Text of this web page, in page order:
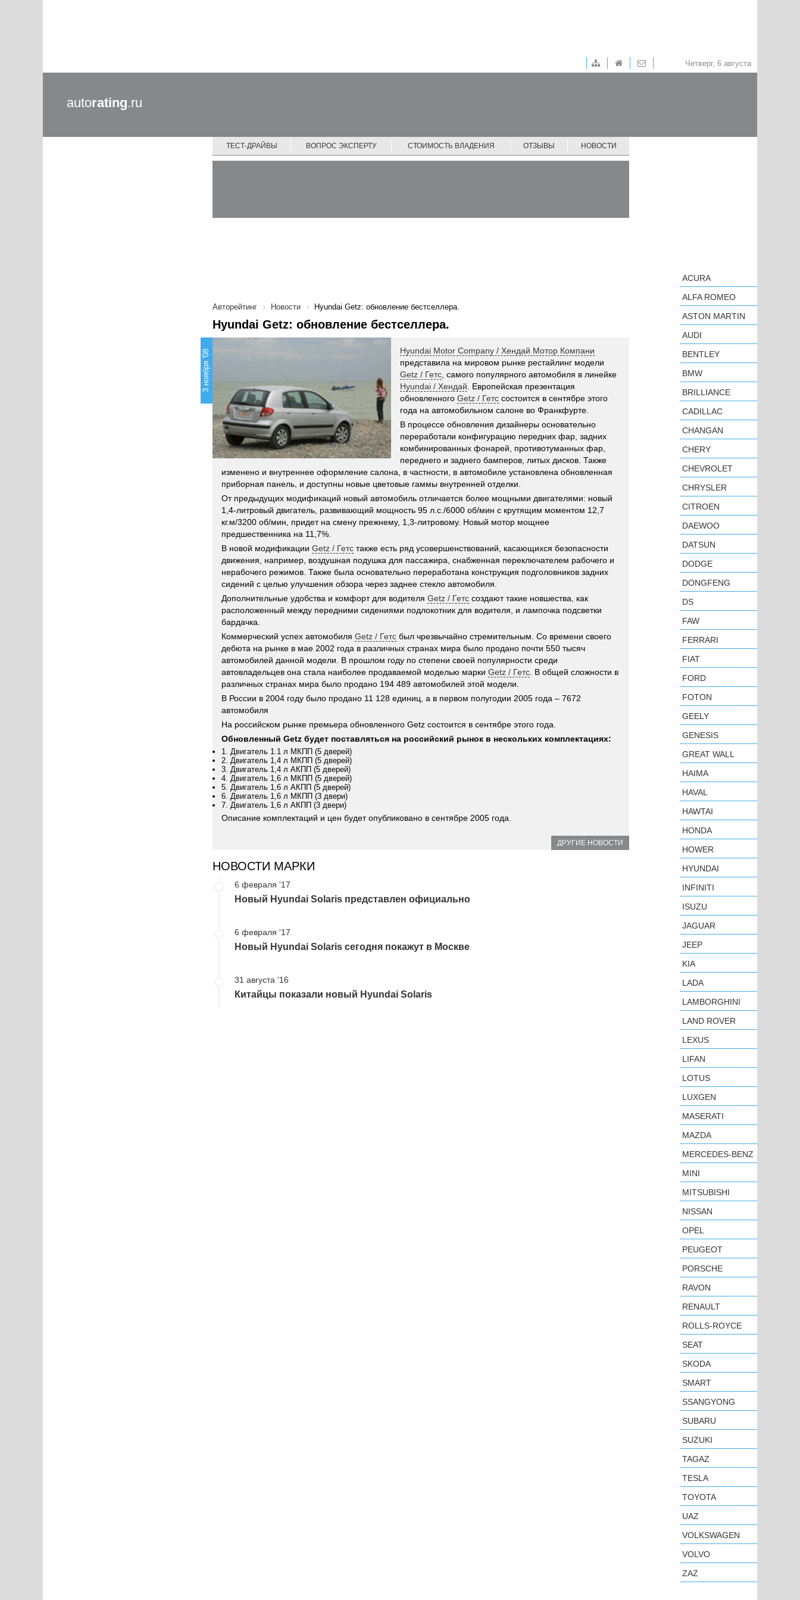
Четверг, 6 августа
autorating.ru
ТЕСТ-ДРАЙВЫ ВОПРОС ЭКСПЕРТУ СТОИМОСТЬ ВЛАДЕНИЯ ОТЗЫВЫ НОВОСТИ
Авторейтинг Новости Hyundai Getz: обновление бестселлера.
Hyundai Getz: обновление бестселлера.
3 ноября '08
Hyundai Motor Company / Хендай Мотор Компани
представила на мировом рынке рестайлинг модели
Getz / Гетс , самого популярного автомобиля в линейке
Hyundai / Хендай . Европейская презентация
обновленного Getz / Гетс состоится в сентябре этого
года на автомобильном салоне во Франкфурте.
В процессе обновления дизайнеры основательно
переработали конфигурацию передних фар, задних
комбинированных фонарей, противотуманных фар,
переднего и заднего бамперов, литых дисков. Также
изменено и внутреннее оформление салона, в частности, в автомобиле установлена обновленная
приборная панель, и доступны новые цветовые гаммы внутренней отделки.
От предыдущих модификаций новый автомобиль отличается более мощными двигателями: новый
1,4-литровый двигатель, развивающий мощность 95 л.с./6000 об/мин с крутящим моментом 12,7
кг.м/3200 об/мин, придет на смену прежнему, 1,3-литровому. Новый мотор мощнее
предшественника на 11,7%.
В новой модификации Getz / Гетс также есть ряд усовершенствований, касающихся безопасности
движения, например, воздушная подушка для пассажира, снабженная переключателем рабочего и
нерабочего режимов. Также была основательно переработана конструкция подголовников задних
сидений с целью улучшения обзора через заднее стекло автомобиля.
Дополнительные удобства и комфорт для водителя Getz / Гетс создают такие новшества, как
расположенный между передними сидениями подлокотник для водителя, и лампочка подсветки
бардачка.
Коммерческий успех автомобиля Getz / Гетс был чрезвычайно стремительным. Со времени своего
дебюта на рынке в мае 2002 года в различных странах мира было продано почти 550 тысяч
автомобилей данной модели. В прошлом году по степени своей популярности среди
автовладельцев она стала наиболее продаваемой моделью марки Getz / Гетс . В общей сложности в
различных странах мира было продано 194 489 автомобилей этой модели.
В России в 2004 году было продано 11 128 единиц, а в первом полугодии 2005 года – 7672
автомобиля
На российском рынке премьера обновленного Getz состоится в сентябре этого года.
Обновленный Getz будет поставляться на российский рынок в нескольких комплектациях:
1. Двигатель 1.1 л МКПП (5 дверей)
2. Двигатель 1,4 л МКПП (5 дверей)
3. Двигатель 1,4 л АКПП (5 дверей)
4. Двигатель 1,6 л МКПП (5 дверей)
5. Двигатель 1,6 л АКПП (5 дверей)
6. Двигатель 1,6 л МКПП (3 двери)
7. Двигатель 1,6 л АКПП (3 двери)
Описание комплектаций и цен будет опубликовано в сентябре 2005 года.
ДРУГИЕ НОВОСТИ
НОВОСТИ МАРКИ
6 февраля '17
Новый Hyundai Solaris представлен официально
6 февраля '17
Новый Hyundai Solaris сегодня покажут в Москве
31 августа '16
Китайцы показали новый Hyundai Solaris
ACURA
ALFA ROMEO
ASTON MARTIN
AUDI
BENTLEY
BMW
BRILLIANCE
CADILLAC
CHANGAN
CHERY
CHEVROLET
CHRYSLER
CITROEN
DAEWOO
DATSUN
DODGE
DONGFENG
DS
FAW
FERRARI
FIAT
FORD
FOTON
GEELY
GENESIS
GREAT WALL
HAIMA
HAVAL
HAWTAI
HONDA
HOWER
HYUNDAI
INFINITI
ISUZU
JAGUAR
JEEP
KIA
LADA
LAMBORGHINI
LAND ROVER
LEXUS
LIFAN
LOTUS
LUXGEN
MASERATI
MAZDA
MERCEDES-BENZ
MINI
MITSUBISHI
NISSAN
OPEL
PEUGEOT
PORSCHE
RAVON
RENAULT
ROLLS-ROYCE
SEAT
SKODA
SMART
SSANGYONG
SUBARU
SUZUKI
TAGAZ
TESLA
TOYOTA
UAZ
VOLKSWAGEN
VOLVO
ZAZ